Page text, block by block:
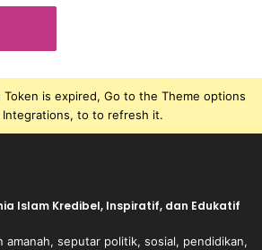
Token is expired, Go to the Theme options
Integrations, to to refresh it.
Islam Kredibel, Inspiratif, dan Edukatif
amanah, seputar politik, sosial, pendidikan,